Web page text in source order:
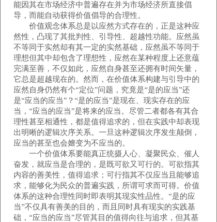
能因其在市场经济中普遍存在并为市场经济所直接倡
导，而能自动获得价值倡导的合理性。
价值观念体系总是以应然方式存在的，正是这种应
然性，凸现了其批判性、引导性、超越性功能。应然虽
不等同于实然却有其一定的实然基础，应然虽不等同于
理想但其中却包含了理想性，应然在某种程度上还意蕴
完满至善，不仅如此，应然自身甚至还拥有时间矢量，
它总是超越现在的。然而，在价值体系构建与引导中的
应然自身仍然有个“定位”问题，究竟是“是的应当”还
是“应当的应当”？“是的应当”是现在、现实存在的应
当，“应当的应当”是将来的应当。尽管二者都各有其合
理性甚至相通性，都是值得追求的，但在实践中却表现
出明晰的逻辑次序关系。一旦这种逻辑次序发生颠倒，
应当的甚至也会嬗变为不应当的。
一个价值体系要能真正统摄人心、凝聚民众、催人
奋发，就应当是合理的，是既可欲又可行的。可欲指其
内容的善美性，值得追求；可行指其不仅应当且能够追
求，能够化为民众的普遍实践，所谓可求而可得。价值
体系的这种合理性同时即表明其现实性品性。“是的应
当”不仅具有善美的目的，而且同时具有现实的实践基
础，“应当的应当”尽管其目的值得向往与追求，但其基